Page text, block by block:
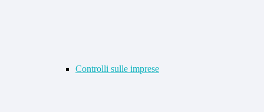
Controlli sulle imprese